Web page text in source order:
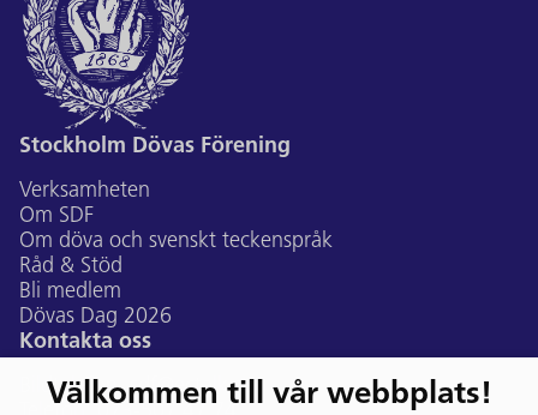
Stockholm Dövas Förening
Verksamheten
Om SDF
Om döva och svenskt teckenspråk
Råd & Stöd
Bli medlem
Dövas Dag 2026
Kontakta oss
Bildtelefon:sdf@ectalk.se
Välkommen till vår webbplats!